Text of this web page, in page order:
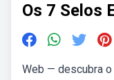
Os 7 Selos
Web — descubra o